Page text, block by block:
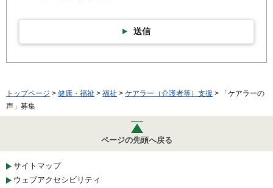
送信
トップページ > 健康・福祉 > 福祉 > ケアラー（介護者等）支援 > 「ケアラーの
声」募集
ページの先頭へ戻る
サイトマップ
ウェブアクセシビリティ